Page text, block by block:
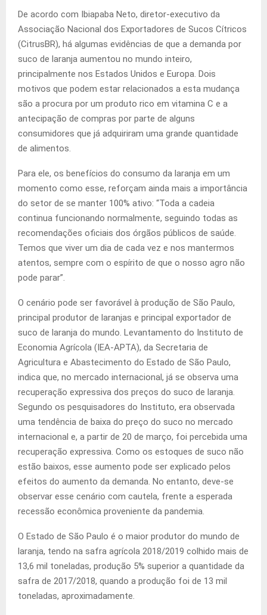
De acordo com Ibiapaba Neto, diretor-executivo da
Associação Nacional dos Exportadores de Sucos Cítricos
(CitrusBR), há algumas evidências de que a demanda por
suco de laranja aumentou no mundo inteiro,
principalmente nos Estados Unidos e Europa. Dois
motivos que podem estar relacionados a esta mudança
são a procura por um produto rico em vitamina C e a
antecipação de compras por parte de alguns
consumidores que já adquiriram uma grande quantidade
de alimentos.
Para ele, os benefícios do consumo da laranja em um
momento como esse, reforçam ainda mais a importância
do setor de se manter 100% ativo: “Toda a cadeia
continua funcionando normalmente, seguindo todas as
recomendações oficiais dos órgãos públicos de saúde.
Temos que viver um dia de cada vez e nos mantermos
atentos, sempre com o espírito de que o nosso agro não
pode parar”.
O cenário pode ser favorável à produção de São Paulo,
principal produtor de laranjas e principal exportador de
suco de laranja do mundo. Levantamento do Instituto de
Economia Agrícola (IEA-APTA), da Secretaria de
Agricultura e Abastecimento do Estado de São Paulo,
indica que, no mercado internacional, já se observa uma
recuperação expressiva dos preços do suco de laranja.
Segundo os pesquisadores do Instituto, era observada
uma tendência de baixa do preço do suco no mercado
internacional e, a partir de 20 de março, foi percebida uma
recuperação expressiva. Como os estoques de suco não
estão baixos, esse aumento pode ser explicado pelos
efeitos do aumento da demanda. No entanto, deve-se
observar esse cenário com cautela, frente a esperada
recessão econômica proveniente da pandemia.
O Estado de São Paulo é o maior produtor do mundo de
laranja, tendo na safra agrícola 2018/2019 colhido mais de
13,6 mil toneladas, produção 5% superior a quantidade da
safra de 2017/2018, quando a produção foi de 13 mil
toneladas, aproximadamente.